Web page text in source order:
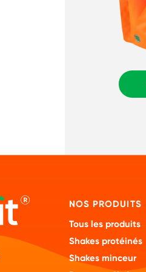
NOS PRODUITS
Tous les produits
Shakes protéinés
Shakes minceur